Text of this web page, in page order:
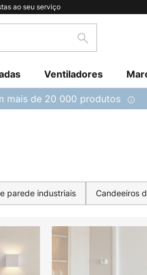
ao seu serviço
Pesquisar
Ventiladores
mais de 20 000 produtos
parede industriais Candeeiros